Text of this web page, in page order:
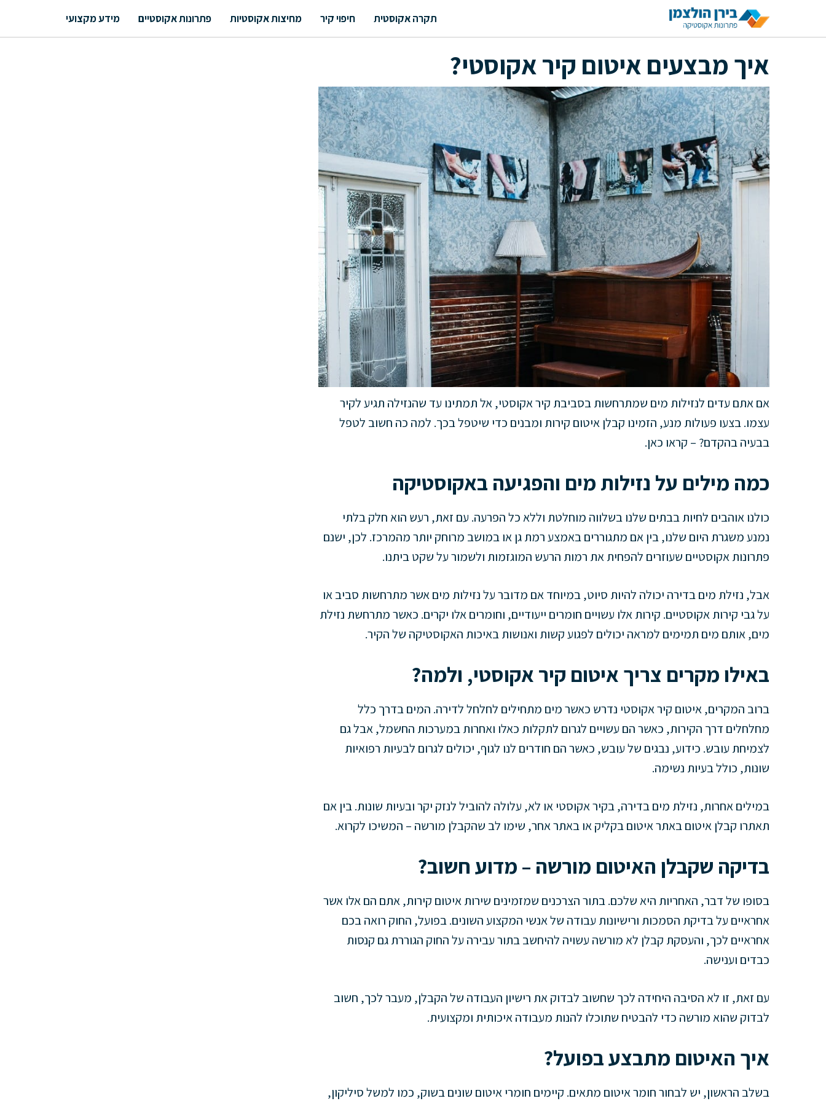
תקרה אקוסטית חיפוי קיר מחיצות אקוסטיות פתרונות אקוסטיים מידע מקצועי
איך מבצעים איטום קיר אקוסטי?
אם אתם עדים לנזילות מים שמתרחשות בסביבת קיר אקוסטי, אל תמתינו עד שהנזילה תגיע לקיר
עצמו. בצעו פעולות מנע, הזמינו קבלן איטום קירות ומבנים כדי שיטפל בכך. למה כה חשוב לטפל
בבעיה בהקדם? – קראו כאן.
כמה מילים על נזילות מים והפגיעה באקוסטיקה
כולנו אוהבים לחיות בבתים שלנו בשלווה מוחלטת וללא כל הפרעה. עם זאת, רעש הוא חלק בלתי
נמנע משגרת היום שלנו, בין אם מתגוררים באמצע רמת גן או במושב מרוחק יותר מהמרכז. לכן, ישנם
פתרונות אקוסטיים שעוזרים להפחית את רמות הרעש המוגזמות ולשמור על שקט ביתנו.
אבל, נזילת מים בדירה יכולה להיות סיוט, במיוחד אם מדובר על נזילות מים אשר מתרחשות סביב או
על גבי קירות אקוסטיים. קירות אלו עשויים חומרים ייעודיים, וחומרים אלו יקרים. כאשר מתרחשת נזילת
מים, אותם מים תמימים למראה יכולים לפגוע קשות ואנושות באיכות האקוסטיקה של הקיר.
באילו מקרים צריך איטום קיר אקוסטי, ולמה?
ברוב המקרים, איטום קיר אקוסטי נדרש כאשר מים מתחילים לחלחל לדירה. המים בדרך כלל
מחלחלים דרך הקירות, כאשר הם עשויים לגרום לתקלות כאלו ואחרות במערכות החשמל, אבל גם
לצמיחת עובש. כידוע, נבגים של עובש, כאשר הם חודרים לנו לגוף, יכולים לגרום לבעיות רפואיות
שונות, כולל בעיות נשימה.
במילים אחרות, נזילת מים בדירה, בקיר אקוסטי או לא, עלולה להוביל לנזק יקר ובעיות שונות. בין אם
תאתרו קבלן איטום באתר איטום בקליק או באתר אחר, שימו לב שהקבלן מורשה – המשיכו לקרוא.
בדיקה שקבלן האיטום מורשה – מדוע חשוב?
בסופו של דבר, האחריות היא שלכם. בתור הצרכנים שמזמינים שירות איטום קירות, אתם הם אלו אשר
אחראיים על בדיקת הסמכות ורישיונות עבודה של אנשי המקצוע השונים. בפועל, החוק רואה בכם
אחראיים לכך, והעסקת קבלן לא מורשה עשויה להיחשב בתור עבירה על החוק הגוררת גם קנסות
כבדים וענישה.
עם זאת, זו לא הסיבה היחידה לכך שחשוב לבדוק את רישיון העבודה של הקבלן, מעבר לכך, חשוב
לבדוק שהוא מורשה כדי להבטיח שתוכלו להנות מעבודה איכותית ומקצועית.
איך האיטום מתבצע בפועל?
בשלב הראשון, יש לבחור חומר איטום מתאים. קיימים חומרי איטום שונים בשוק, כמו למשל סיליקון,